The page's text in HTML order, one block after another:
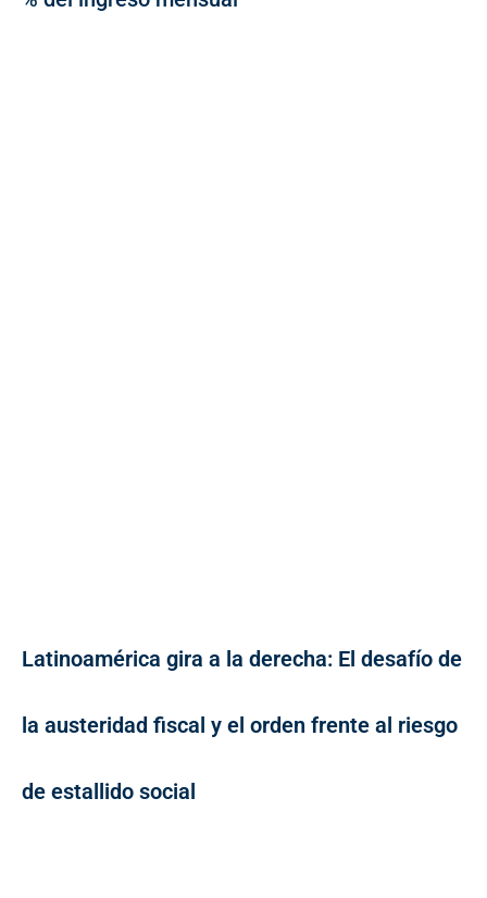
Latinoamérica gira a la derecha: El desafío de
la austeridad fiscal y el orden frente al riesgo
de estallido social